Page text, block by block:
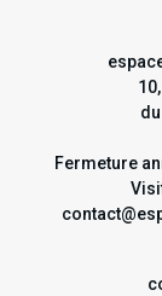
Fermeture